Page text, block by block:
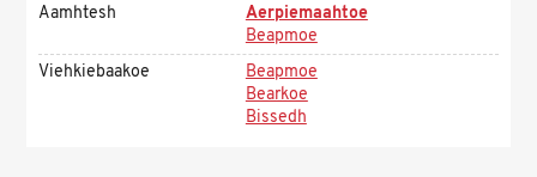
Aamhtesh
Aerpiemaahtoe
Beapmoe
Viehkiebaakoe
Beapmoe
Bearkoe
Bissedh